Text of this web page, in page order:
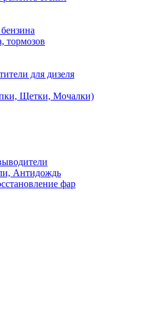
тормозов
для дизеля
Щетки, Мочалки)
Антидождь
фар